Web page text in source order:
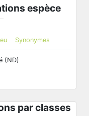
espèce
Synonymes
(ND)
par classes